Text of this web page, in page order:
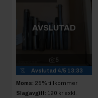
25% tillkommer
Slagavgift:120 krexkl.
moms